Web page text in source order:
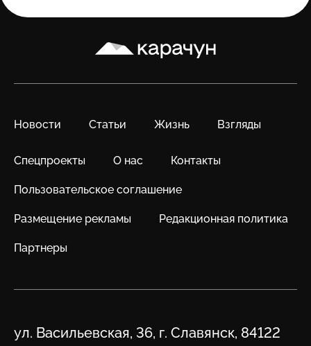
Карачун
Новости Статьи Жизнь Взгляды
Спецпроекты О нас Контакты
Пользовательское соглашение
Размещение рекламы Редакционная политика
Партнеры
Адрес
ул. Васильевская, 36, г. Славянск, 84122